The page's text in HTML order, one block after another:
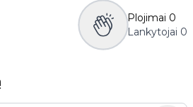
Plojimai 0
Lankytojai 0